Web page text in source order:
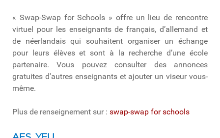
« Swap-Swap for Schools » offre un lieu de rencontre
virtuel pour les enseignants de français, d’allemand et
de néerlandais qui souhaitent organiser un échange
pour leurs élèves et sont à la recherche d’une école
partenaire. Vous pouvez consulter des annonces
gratuites d'autres enseignants et ajouter un viseur vous-
même.
Plus de renseignement sur : swap-swap for schools